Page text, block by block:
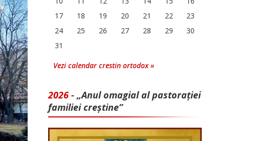
17
18 19 20 21 22
23
24
25 26 27 28 29
30
31
Vezi calendar crestin ortodox »
2026 - „Anul omagial al pastorației
familiei creștine”